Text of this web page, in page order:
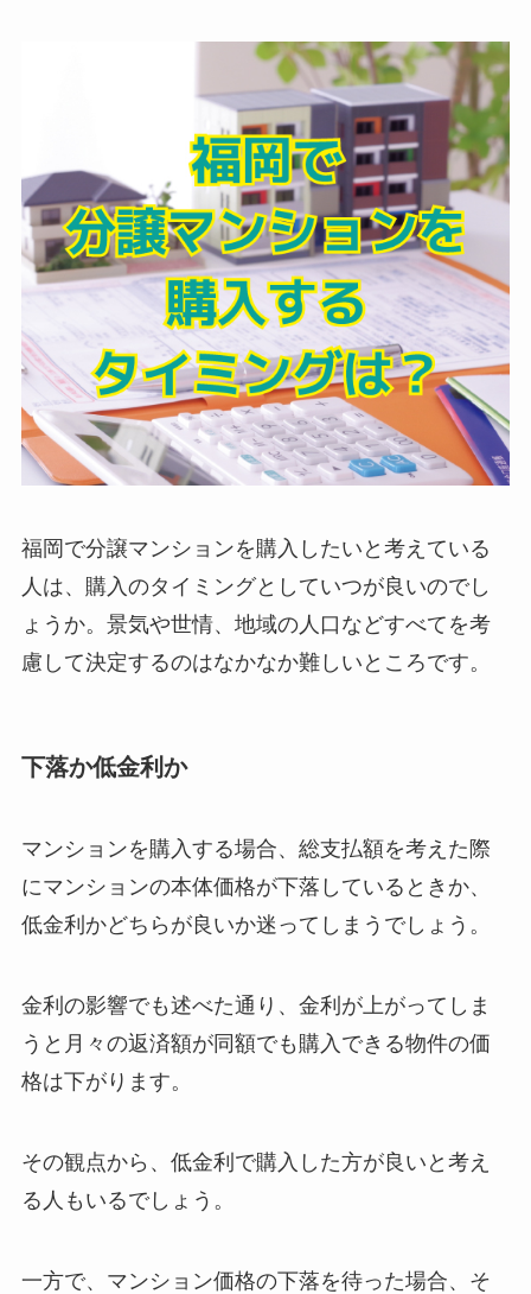
福岡で分譲マンションを購入したいと考えている
人は、購入のタイミングとしていつが良いのでし
ょうか。景気や世情、地域の人口などすべてを考
慮して決定するのはなかなか難しいところです。
下落か低金利か
マンションを購入する場合、総支払額を考えた際
にマンションの本体価格が下落しているときか、
低金利かどちらが良いか迷ってしまうでしょう。
金利の影響でも述べた通り、金利が上がってしま
うと月々の返済額が同額でも購入できる物件の価
格は下がります。
その観点から、低金利で購入した方が良いと考え
る人もいるでしょう。
一方で、マンション価格の下落を待った場合、そ